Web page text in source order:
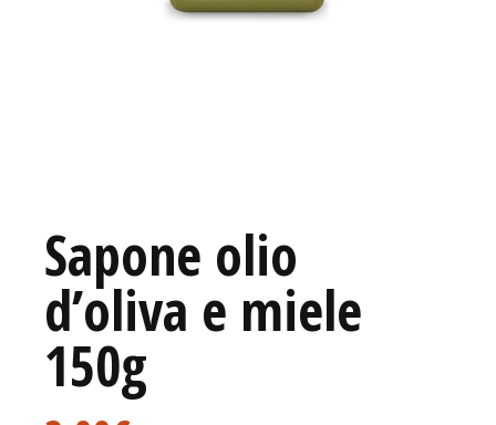
Sapone olio
d’oliva e miele
150g